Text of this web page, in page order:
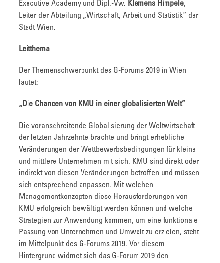
Executive Academy und Dipl.-Vw. Klemens Himpele,
Leiter der Abteilung „Wirtschaft, Arbeit und Statistik“ der
Stadt Wien.
Leitthema
Der Themenschwerpunkt des G-Forums 2019 in Wien
lautet:
„Die Chancen von KMU in einer globalisierten Welt”
Die voranschreitende Globalisierung der Weltwirtschaft
der letzten Jahrzehnte brachte und bringt erhebliche
Veränderungen der Wettbewerbsbedingungen für kleine
und mittlere Unternehmen mit sich. KMU sind direkt oder
indirekt von diesen Veränderungen betroffen und müssen
sich entsprechend anpassen. Mit welchen
Managementkonzepten diese Herausforderungen von
KMU erfolgreich bewältigt werden können und welche
Strategien zur Anwendung kommen, um eine funktionale
Passung von Unternehmen und Umwelt zu erzielen, steht
im Mittelpunkt des G-Forums 2019. Vor diesem
Hintergrund widmet sich das G-Forum 2019 den